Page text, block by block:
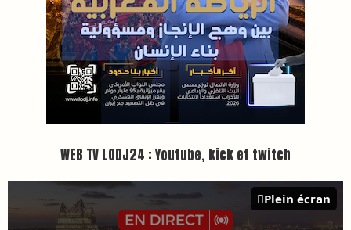
Inscription à la newsletter
Plus d'informations sur cette page :
PRESS +